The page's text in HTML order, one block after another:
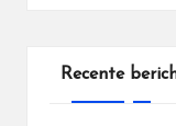
Recente